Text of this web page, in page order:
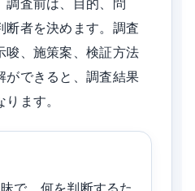
断者を決めます。調査
唆、施策案、検証方法
ができると、調査結果
ます。
で、何を判断するた